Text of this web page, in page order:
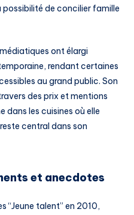
de concilier famille
ont élargi
rendant certaines
au grand public. Son
des prix et mentions
dans les cuisines où elle
central dans son
et anecdotes
“Jeune talent” en 2010,